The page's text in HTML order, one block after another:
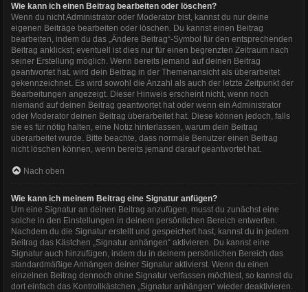
Wie kann ich einen Beitrag bearbeiten oder löschen?
Wenn du nicht Administrator oder Moderator bist, kannst du nur deine
eigenen Beiträge bearbeiten oder löschen. Du kannst einen Beitrag
bearbeiten, indem du das „Ändere Beitrag“-Symbol für den entsprechenden
Beitrag anklickst; eventuell ist dies nur für einen begrenzten Zeitraum nach
seiner Erstellung möglich. Wenn bereits jemand auf deinen Beitrag
geantwortet hat, wird dein Beitrag in der Themenansicht als überarbeitet
gekennzeichnet. Es wird sowohl die Anzahl als auch der letzte Zeitpunkt der
Bearbeitungen angezeigt. Dieser Hinweis erscheint nicht, wenn noch
niemand auf deinen Beitrag geantwortet hat oder wenn ein Administrator
oder Moderator deinen Beitrag überarbeitet hat. Diese können jedoch, falls
sie es für nötig halten, eine Notiz hinterlassen, warum dein Beitrag
überarbeitet wurde. Bitte beachte, dass normale Benutzer einen Beitrag
nicht löschen können, wenn bereits jemand darauf geantwortet hat.
Nach oben
Wie kann ich meinem Beitrag eine Signatur anfügen?
Um eine Signatur an deinen Beitrag anzufügen, musst du zunächst eine
solche in den Einstellungen in deinem persönlichen Bereich entwerfen.
Nachdem du die Signatur erstellt und gespeichert hast, kannst du in jedem
Beitrag das Kästchen „Signatur anhängen“ aktivieren. Du kannst eine
Signatur auch hinzufügen, indem du in deinem persönlichen Bereich das
standardmäßige Anhängen deiner Signatur aktivierst. Wenn du einen
einzelnen Beitrag dennoch ohne Signatur verfassen möchtest, so kannst du
dort einfach das Kontrollkästchen „Signatur anhängen“ wieder deaktivieren.